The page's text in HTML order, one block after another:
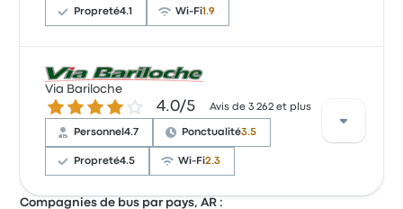
commencer à 58 $
Propreté4.1 Wi-Fi1.9
Sur un total de 557 avis, la compagnie a reçu la note
de 3.9 étoiles sur Busbud. Les voyageurs ont été
conquis par l'accessibilité des billets et le personnel,
mais ils se sont souvent plaints concernant le Wi-Fi.
Le prix des billets Rápido Tata pour ce voyage
commencer à 57 $
Via Bariloche
4.0 sur 5 étoiles 4.0/5 Avis de 3 262 et plus
Personnel4.7 Ponctualité3.5
Propreté4.5 Wi-Fi2.3
Compagnies de bus par pays, AR :